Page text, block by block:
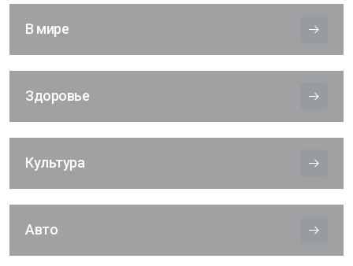
В мире
Здоровье
Культура
Авто